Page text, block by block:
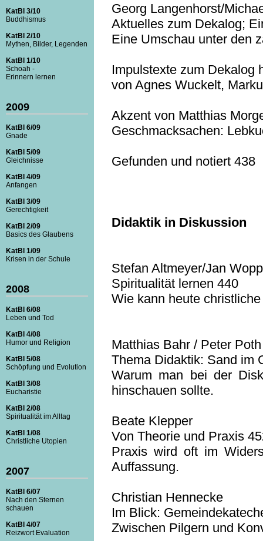
KatBl 3/10
Buddhismus
KatBl 2/10
Mythen, Bilder, Legenden
KatBl 1/10
Schoah -
Erinnern lernen
2009
KatBl 6/09
Gnade
KatBl 5/09
Gleichnisse
KatBl 4/09
Anfangen
KatBl 3/09
Gerechtigkeit
KatBl 2/09
Basics des Glaubens
KatBl 1/09
Krisen in der Schule
2008
KatBl 6/08
Leben und Tod
KatBl 4/08
Humor und Religion
KatBl 5/08
Schöpfung und Evolution
KatBl 3/08
Eucharistie
KatBl 2/08
Spiritualität im Alltag
KatBl 1/08
Christliche Utopien
2007
KatBl 6/07
Nach den Sternen
schauen
KatBl 4/07
Reizwort Evaluation
Georg Langenhorst/
Aktuelles zum Dekalog;
Eine Umschau unter den
Impulstexte zum Dekalog
von Agnes Wuckelt,
Akzent von Matthias
Geschmacksachen:
Gefunden und notiert 438
Didaktik in Diskussion
Stefan Altmeyer/Jan
Spiritualität lernen 440
Wie kann heute
Matthias Bahr / Peter Poth
Thema Didaktik: Sand im
Warum man bei der
hinschauen sollte.
Beate Klepper
Von Theorie und Praxis
Praxis wird oft im
Auffassung.
Christian Hennecke
Im Blick:
Zwischen Pilgern und